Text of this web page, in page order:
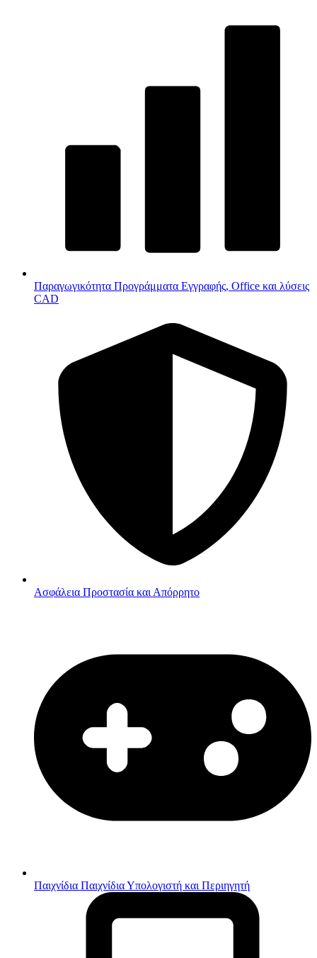
Παραγωγικότητα Προγράμματα Εγγραφής, Office και λύσεις
CAD
Ασφάλεια Προστασία και Απόρρητο
Παιχνίδια Παιχνίδια Υπολογιστή και Περιηγητή